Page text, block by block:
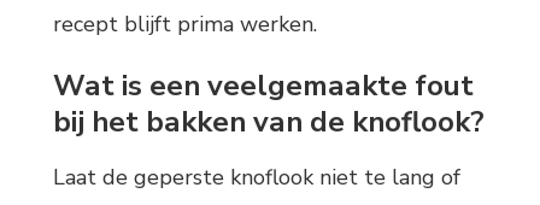
recept blijft prima werken.
Wat is een veelgemaakte fout
bij het bakken van de knoflook?
Laat de geperste knoflook niet te lang of